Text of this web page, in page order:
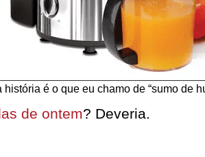
história é o que eu chamo de “sumo de
de ontem? Deveria.